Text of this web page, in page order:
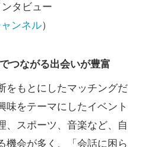
タビュー
ンネル）
つながる出会いが豊富
をもとにしたマッチングだ
味をテーマにしたイベント
、スポーツ、音楽など、自
機会が多く、「会話に困ら